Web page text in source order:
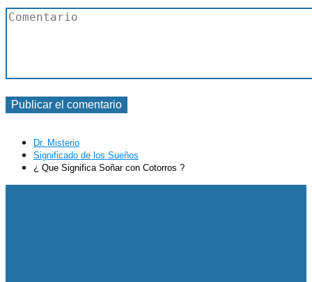
Dr. Misterio
Significado de los Sueños
¿ Que Significa Soñar con Cotorros ?